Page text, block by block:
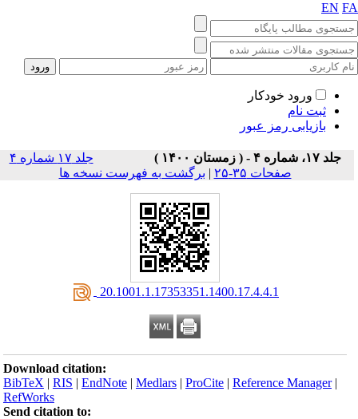
EN
ورود خودکار
ثبت نام
بازیابی رمز عبور
جلد ۱۷، شماره ۴ - ( زمستان ۱۴۰۰ )
جلد ۱۷ شماره ۴
صفحات ۳۵-۲۵
| برگشت به فهرست نسخه ها
‎ 20.1001.1.17353351.1400.17.4.4.1
Download citation:
BibTeX |RIS |EndNote |Medlars |ProCite |Reference Manager
RefWorks
Send citation to: